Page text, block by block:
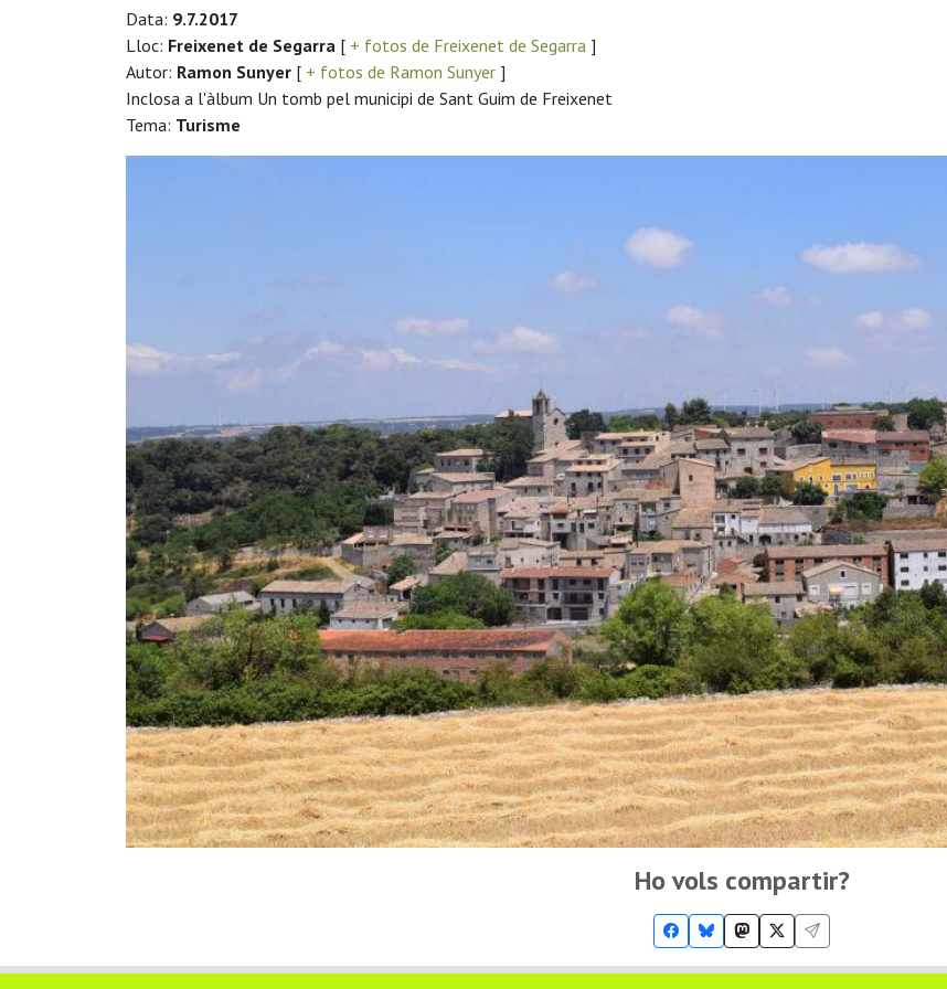
Data: 9.7.2017
Lloc: Freixenet de Segarra [ + fotos de Freixenet de Segarra ]
Autor: Ramon Sunyer [ + fotos de Ramon Sunyer ]
Inclosa a l'àlbum Un tomb pel municipi de Sant Guim de Freixenet
Tema: Turisme
Ho vols compartir?